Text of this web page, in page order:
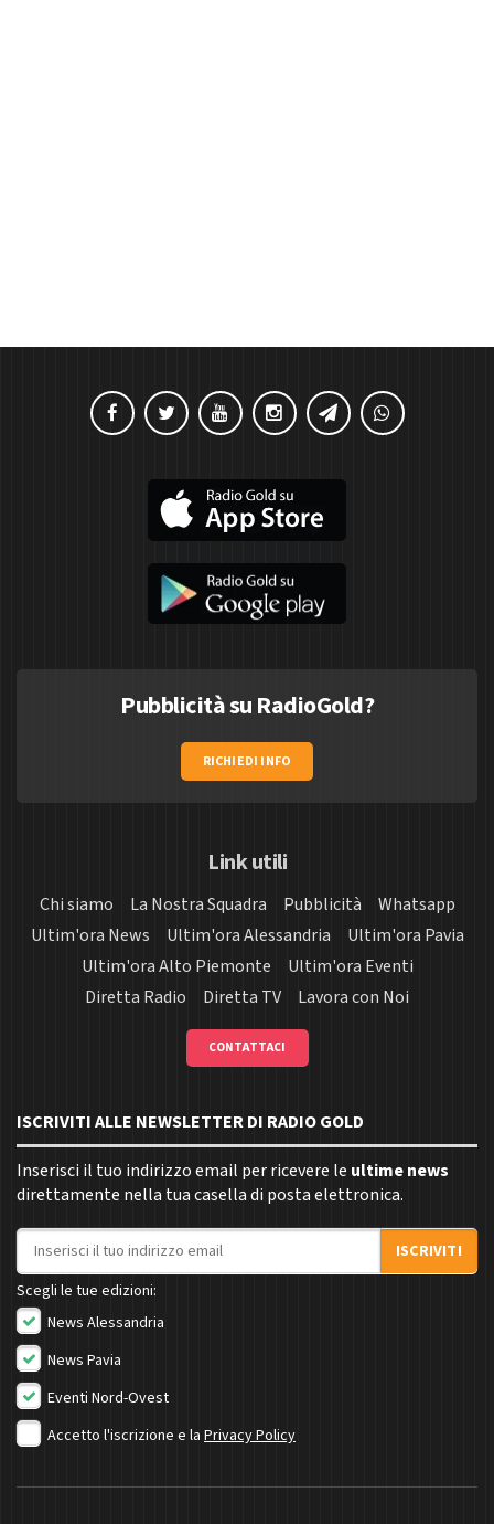
Pubblicità su RadioGold?
RICHIEDI INFO
Link utili
Chi siamo La Nostra Squadra Pubblicità
Whatsapp
Ultim'ora News
Ultim'ora Alessandria
Ultim'ora Pavia
Ultim'ora Alto Piemonte
Ultim'ora Eventi
Diretta Radio
Diretta TV Lavora con Noi
CONTATTACI
ISCRIVITI ALLE NEWSLETTER DI RADIO GOLD
Inserisci il tuo indirizzo email per ricevere le ultime news
direttamente nella tua casella di posta elettronica.
Indirizzo email
ISCRIVITI
Scegli le tue edizioni:
News Alessandria
News Pavia
Eventi Nord-Ovest
Accetto l'iscrizione e la Privacy Policy